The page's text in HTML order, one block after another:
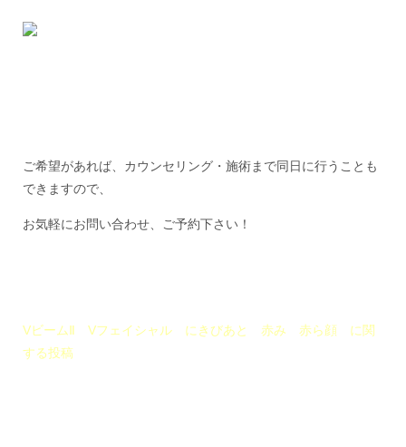
ご希望があれば、カウンセリング・施術まで同日に行うことも
できますので、
お気軽にお問い合わせ、ご予約下さい！
VビームⅡ Vフェイシャル にきびあと 赤み 赤ら顔 に関
する投稿